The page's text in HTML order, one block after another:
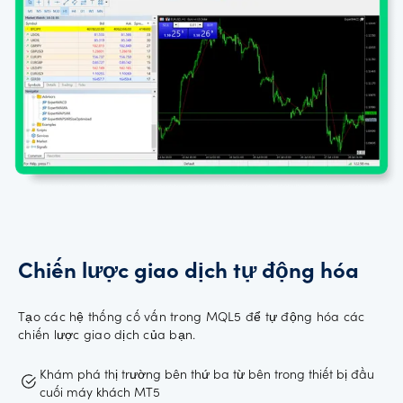
Chiến lược giao dịch tự động hóa
Tạo các hệ thống cố vấn trong MQL5 để tự động hóa các
chiến lược giao dịch của bạn.
Khám phá thị trường bên thứ ba từ bên trong thiết bị đầu
cuối máy khách MT5